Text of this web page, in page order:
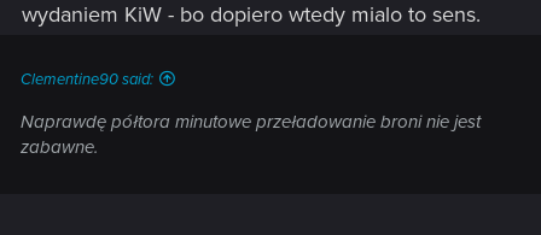
wydaniem KiW - bo dopiero wtedy mialo to sens.
Clementine90 said:
Naprawdę półtora minutowe przeładowanie broni nie jest
zabawne.